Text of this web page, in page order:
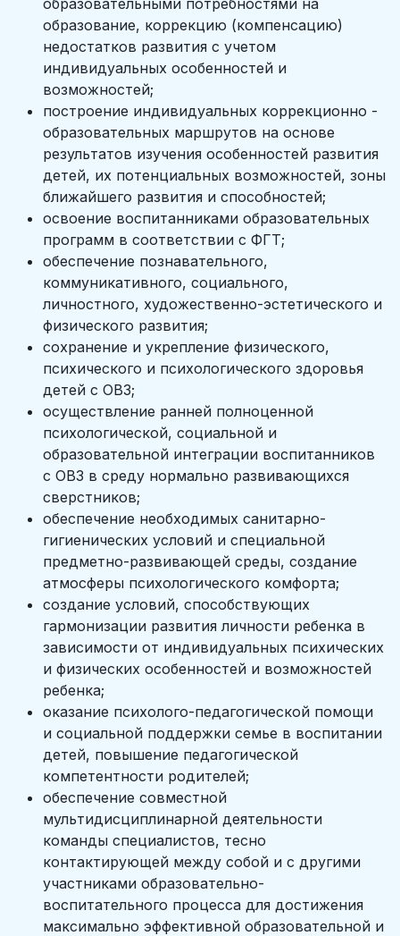
образовательными потребностями на
образование, коррекцию (компенсацию)
недостатков развития с учетом
индивидуальных особенностей и
возможностей;
построение индивидуальных коррекционно -
образовательных маршрутов на основе
результатов изучения особенностей развития
детей, их потенциальных возможностей, зоны
ближайшего развития и способностей;
освоение воспитанниками образовательных
программ в соответствии с ФГТ;
обеспечение познавательного,
коммуникативного, социального,
личностного, художественно-эстетического и
физического развития;
сохранение и укрепление физического,
психического и психологического здоровья
детей с ОВЗ;
осуществление ранней полноценной
психологической, социальной и
образовательной интеграции воспитанников
с ОВЗ в среду нормально развивающихся
сверстников;
обеспечение необходимых санитарно-
гигиенических условий и специальной
предметно-развивающей среды, создание
атмосферы психологического комфорта;
создание условий, способствующих
гармонизации развития личности ребенка в
зависимости от индивидуальных психических
и физических особенностей и возможностей
ребенка;
оказание психолого-педагогической помощи
и социальной поддержки семье в воспитании
детей, повышение педагогической
компетентности родителей;
обеспечение совместной
мультидисциплинарной деятельности
команды специалистов, тесно
контактирующей между собой и с другими
участниками образовательно-
воспитательного процесса для достижения
максимально эффективной образовательной и